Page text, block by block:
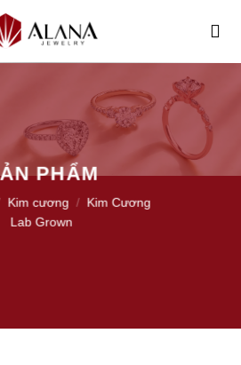
PHẨM
Kim cương / Kim Cương
Lab Grown